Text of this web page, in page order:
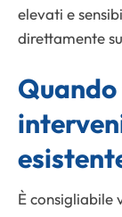
elevati e
direttamente
È consigliabile